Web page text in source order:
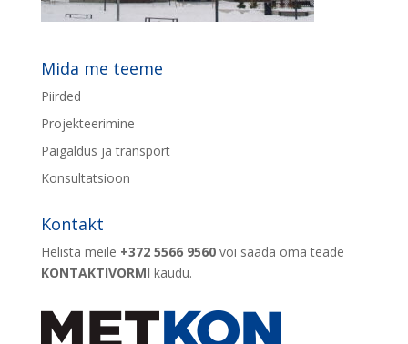
Mida me teeme
Piirded
Projekteerimine
Paigaldus ja transport
Konsultatsioon
Kontakt
Helista meile +372 5566 9560või saada oma teade
KONTAKTIVORMI kaudu.